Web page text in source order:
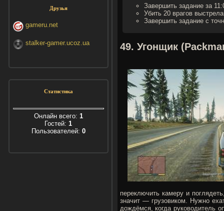
Друзья
gameru.net
stalker-gamer.ucoz.ua
Статистика
Онлайн всего: 1
Гостей: 1
Пользователей: 0
Завершить задание за
Убить 20 врагов
Завершить задание с
49. Угонщик
переключить камеру и
значит — грузовиком. Нужно
дождёмся, когда руководитель